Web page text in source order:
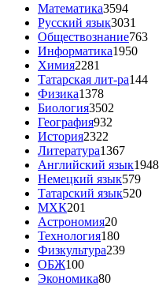
Математика3594
Русский язык3031
Обществознание763
Информатика1950
Химия2281
Татарская лит-ра144
Физика1378
Биология3502
География932
История2322
Литература1367
Английский язык1948
Немецкий язык579
Татарский язык520
МХК201
Астрономия20
Технология180
Физкультура239
ОБЖ100
Экономика80